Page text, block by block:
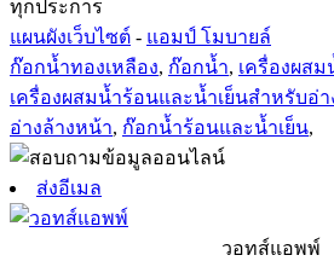
ทุกประการ
แผนผังเว็บไซต์ - แอมป์ โมบายล์
ก๊อกน้ำทองเหลือง, ก๊อกน้ำ, เครื่องผส
เครื่องผสมน้ำร้อนและน้ำเย็นสำหรับอ่
อ่างล้างหน้า, ก๊อกน้ำร้อนและน้ำเย็น,
ส่งอีเมล
วอทส์แอพพ์